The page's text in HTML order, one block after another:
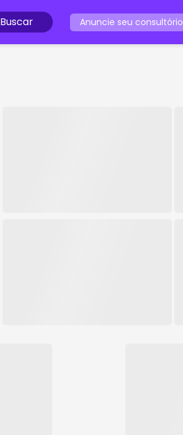
Buscar Anuncie seu consultório